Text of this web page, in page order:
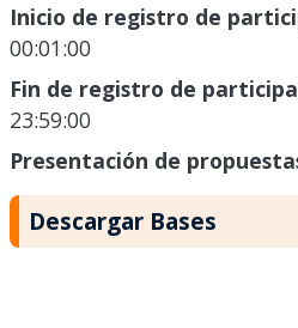
Inicio de registro de
00:01:00
Fin de registro de
23:59:00
Presentación de
Descargar Bases